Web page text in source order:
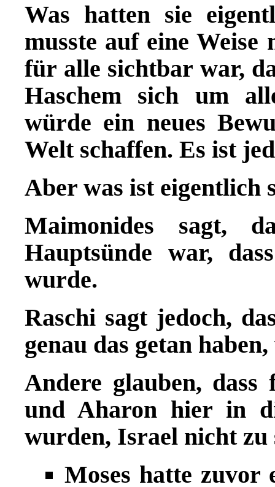
Was hatten sie
musste auf eine Weise
für alle sichtbar war,
Haschem sich um
würde ein neues
Welt schaffen. Es ist
Aber was ist eigentlich
Maimonides sagt,
Hauptsünde war,
wurde.
Raschi sagt jedoch,
genau das getan
Andere glauben, dass
und Aharon hier in
wurden, Israel nicht zu
Moses hatte zuvor